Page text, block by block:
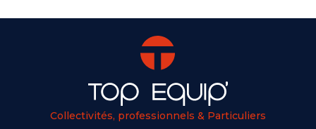
Collectivités, professionnels & Particuliers